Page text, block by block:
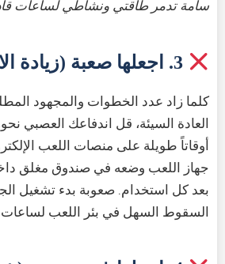
سامة تدمر طاقتي ونشاطي لساعات
كلما زاد عدد الخطوات والمجهود
العادة السيئة، قل اندفاعك العصبي
أوقاتاً طويلة على منصات اللعب
جهاز اللعب وضعه في صندوق مغلق
بعد كل استخدام. صعوبة بدء تشغيل
السقوط السهل في بئر اللعب لساعات